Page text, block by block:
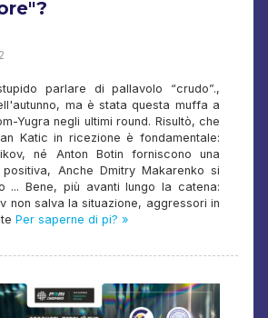
parlare di pallavolo “crudo”.,
ma è stata questa muffa a
Yugra negli ultimi round. Risultò, che
Katic in ricezione è fondamentale:
né Anton Botin forniscono una
Anche Dmitry Makarenko si
... Bene, più avanti lungo la catena:
non salva la situazione, aggressori in
Per saperne di pi? »